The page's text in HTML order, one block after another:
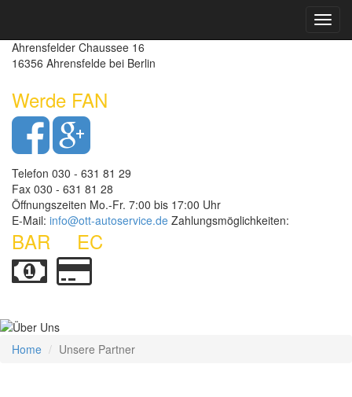
Ahrensfelder Chaussee 16
16356 Ahrensfelde bei Berlin
Werde FAN
Telefon 030 - 631 81 29
Fax 030 - 631 81 28
Öffnungszeiten Mo.-Fr. 7:00 bis 17:00 Uhr
E-Mail: info@ott-autoservice.de Zahlungsmöglichkeiten:
BAR EC
Home Unsere Partner